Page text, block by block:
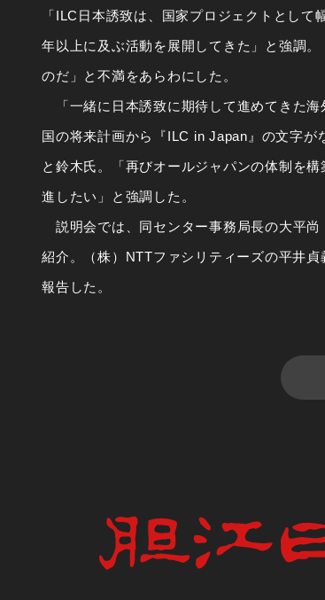
「ILC日本誘致は、国家プロジェクトとし
年以上に及ぶ活動を展開してきた」と強調
のだ」と不満をあらわにした。
「一緒に日本誘致に期待して進めてきた
国の将来計画から『ILC in Japan』の文字が
と鈴木氏。「再びオールジャパンの体制を
進したい」と強調した。
説明会では、同センター事務局長の大平
紹介。（株）NTTファシリティーズの平井
報告した。